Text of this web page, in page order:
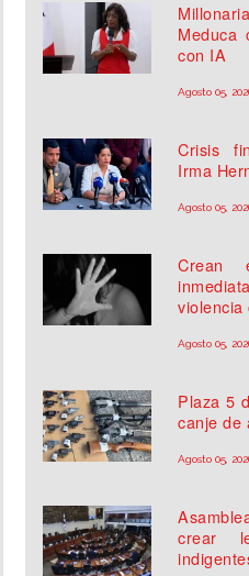
Meduca
con IA
Agosto 05,
Crisis
Irma
Agosto 05,
Crean
violencia
Agosto 05,
Plaza 5
canje de
Agosto 05,
crear